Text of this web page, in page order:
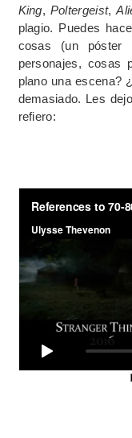
King, Poltergeist,
plagio. Puedes
cosas (un póster
personajes, cosas
plano una escena?
demasiado. Les
refiero: